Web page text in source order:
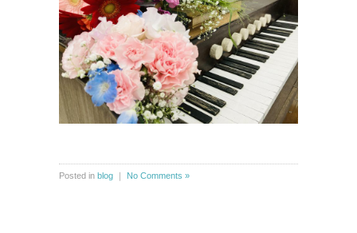
Posted in blog ｜ No Comments »